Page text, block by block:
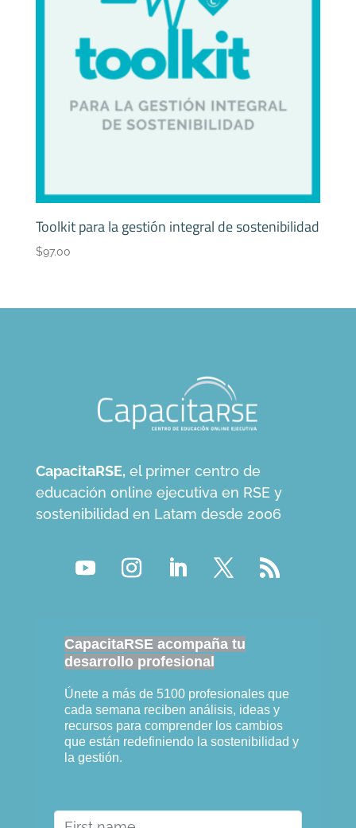
Toolkit para la gestión integral de sostenibilidad
$97.00
CapacitaRSE, el primer centro de
educación online ejecutiva en RSE y
sostenibilidad en Latam desde 2006
CapacitaRSE acompaña tu
desarrollo profesional
Únete a más de 5100 profesionales que
cada semana reciben análisis, ideas y
recursos para comprender los cambios
que están redefiniendo la sostenibilidad y
la gestión.